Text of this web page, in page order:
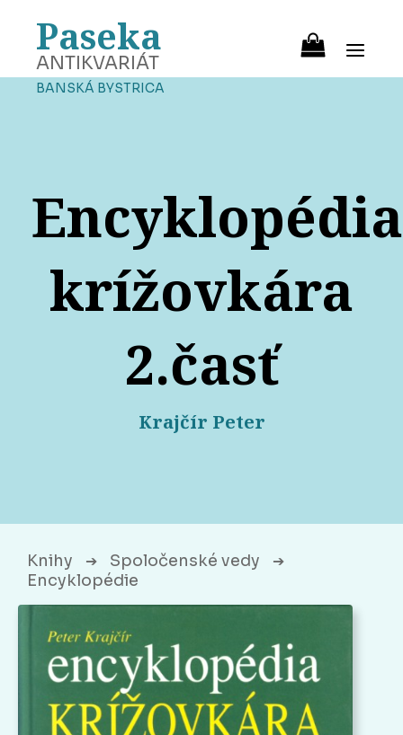
Paseka
ANTIKVARIÁT
BANSKÁ BYSTRICA
Encyklopédia
krížovkára
2.časť
Krajčír Peter
Knihy ➔ Spoločenské vedy ➔
Encyklopédie